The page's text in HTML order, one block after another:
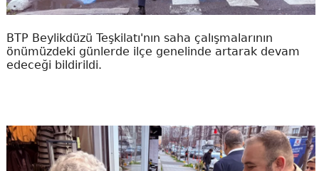
BTP Beylikdüzü Teşkilatı'nın saha çalışmalarının
önümüzdeki günlerde ilçe genelinde artarak devam
edeceği bildirildi.